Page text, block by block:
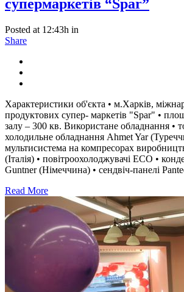
супермаркетів “Spar”
Posted at 12:43h in
Share
Характеристики об'єкта • м.Харків,
продуктових супер- маркетів "Spar" •
залу – 300 кв. Використане обладнання •
холодильне обладнання Ahmet Yar
мультисистема на компресорах
(Італія) • повітроохолоджувачі ECO •
Guntner (Німеччина) • сендвіч-панелі
Read More